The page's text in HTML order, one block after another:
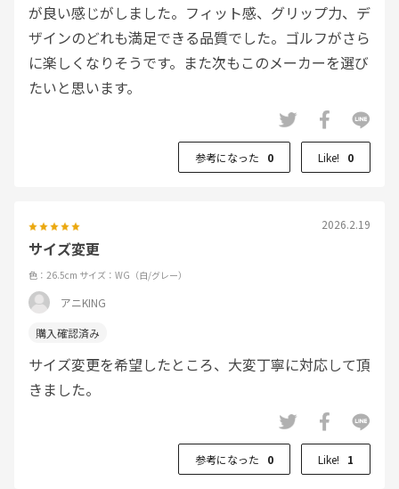
が良い感じがしました。フィット感、グリップ力、デ
ザインのどれも満足できる品質でした。ゴルフがさら
に楽しくなりそうです。また次もこのメーカーを選び
たいと思います。
参考になった 0 Like! 0
2026.2.19
サイズ変更
色：26.5cm サイズ：WG（白/グレー）
アニKING
サイズ変更を希望したところ、大変丁寧に対応して頂
きました。
参考になった 0 Like! 1